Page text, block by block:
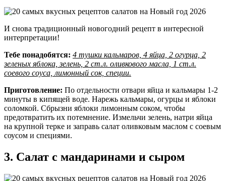
И снова традиционный новогодний рецепт в интересной
интерпретации!
Тебе понадобятся: 4 тушки кальмаров, 4 яйца, 2 огурца, 2
зеленых яблока, зелень, 2 ст.л. оливкового масла, 1 ст.л.
соевого соуса, лимонный сок, специи.
Приготовление: По отдельности отвари яйца и кальмары 1-2
минуты в кипящей воде. Нарежь кальмары, огурцы и яблоки
соломкой. Сбрызни яблоки лимонным соком, чтобы
предотвратить их потемнение. Измельчи зелень, натри яйца
на крупной терке и заправь салат оливковым маслом с соевым
соусом и специями.
3. Салат с мандаринами и сыром